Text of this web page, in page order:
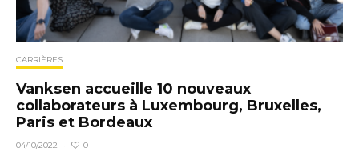
CARRIÈRES
Vanksen accueille 10 nouveaux
collaborateurs à Luxembourg, Bruxelles,
Paris et Bordeaux
04/10/2022 · 0